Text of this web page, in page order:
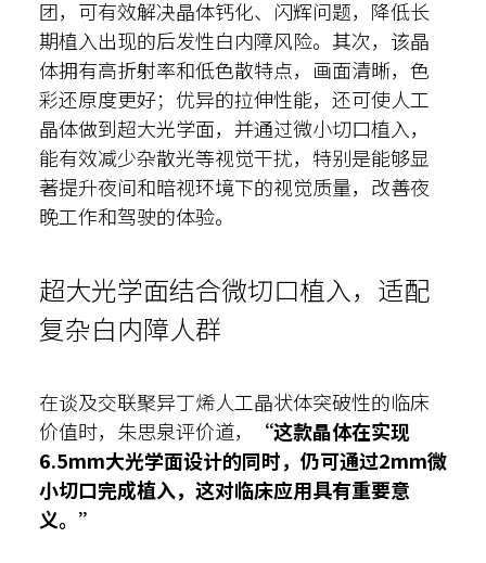
团，可有效解决晶体钙化、闪辉问题，降低长
期植入出现的后发性白内障风险。其次，该晶
体拥有高折射率和低色散特点，画面清晰，色
彩还原度更好；优异的拉伸性能，还可使人工
晶体做到超大光学面，并通过微小切口植入，
能有效减少杂散光等视觉干扰，特别是能够显
著提升夜间和暗视环境下的视觉质量，改善夜
晚工作和驾驶的体验。
超大光学面结合微切口植入，适配
复杂白内障人群
在谈及交联聚异丁烯人工晶状体突破性的临床
价值时，朱思泉评价道，
“这款晶体在实现
6.5mm大光学面设计的同时，仍可通过2mm微
小切口完成植入，这对临床应用具有重要意
义。”